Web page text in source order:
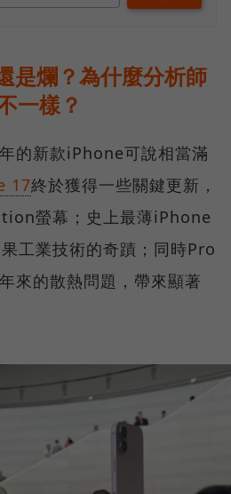
是爛？為什麼分析師
一樣？
的新款iPhone可說相當滿
17終於獲得一些關鍵更新，
螢幕；史上最薄iPhone
工業技術的奇蹟；同時Pro
來的散熱問題，帶來顯著